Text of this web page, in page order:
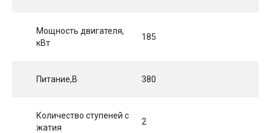
Мощность двигателя,
кВт
185
Питание,В 380
Количество ступеней с
жатия
2